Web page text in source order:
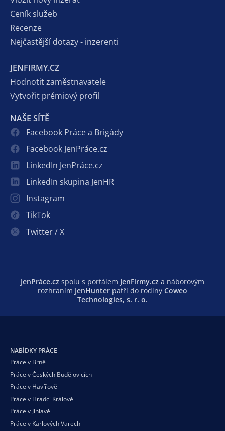
Ceník služeb
Recenze
Nejčastější dotazy - inzerenti
JENFIRMY.CZ
Hodnotit zaměstnavatele
Vytvořit prémiový profil
NAŠE SÍTĚ
Facebook Práce a Brigády
Facebook JenPráce.cz
LinkedIn JenPráce.cz
LinkedIn skupina JenHR
Instagram
TikTok
Twitter / X
JenPráce.cz spolu s portálem JenFirmy.cz a náborovým
rozhraním JenHunter patří do rodiny Coweo
Technologies, s. r. o.
NABÍDKY PRÁCE
Práce v Brně
Práce v Českých Budějovicích
Práce v Havířově
Práce v Hradci Králové
Práce v Jihlavě
Práce v Karlových Varech